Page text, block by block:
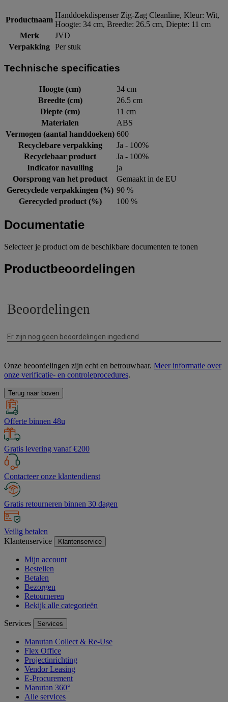
Productnaam
Handdoekdispenser Zig-Zag Cleanline, Kleur: Wit,
Hoogte: 34 cm, Breedte: 26.5 cm, Diepte: 11 cm
Merk
JVD
Verpakking Per stuk
Technische specificaties
Hoogte (cm)
34 cm
Breedte (cm)
26.5 cm
Diepte (cm)
11 cm
Materialen
ABS
Vermogen (aantal handdoeken) 600
Recyclebare verpakking
Ja - 100%
Recyclebaar product
Ja - 100%
Indicator navulling
ja
Oorsprong van het product
Gemaakt in de EU
Gerecyclede verpakkingen (%) 90 %
Gerecycled product (%)
100 %
Documentatie
Selecteer je product om de beschikbare documenten te tonen
Productbeoordelingen
Onze beoordelingen zijn echt en betrouwbaar. Meer informatie over
onze verificatie- en controleprocedures.
Terug naar boven
Offerte binnen 48u
Gratis levering vanaf €200
Contacteer onze klantendienst
Gratis retourneren binnen 30 dagen
Veilig betalen
Klantenservice
Klantenservice
Mijn account
Bestellen
Betalen
Bezorgen
Retourneren
Bekijk alle categorieën
Services Services
Manutan Collect & Re-Use
Flex Office
Projectinrichting
Vendor Leasing
E-Procurement
Manutan 360°
Alle services